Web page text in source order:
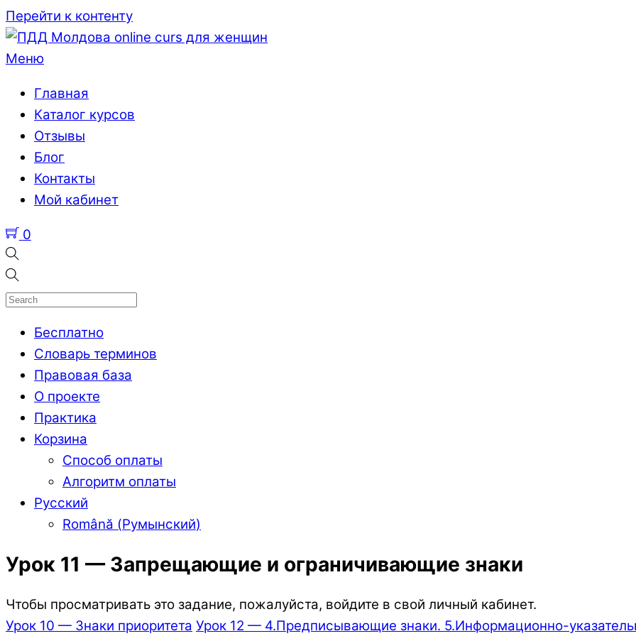
Перейти к контенту
Меню
Главная
Каталог курсов
Отзывы
Блог
Контакты
Мой кабинет
0
Бесплатно
Словарь терминов
Правовая база
О проекте
Практика
Корзина
Способ оплаты
Алгоритм оплаты
Русский
Română (Румынский)
Урок 11 — Запрещающие и ограничивающие знаки
Чтобы просматривать это задание, пожалуйста, войдите в свой личный кабинет.
Урок 10 — Знаки приоритета Урок 12 — 4.Предписывающие знаки. 5.Информационно-